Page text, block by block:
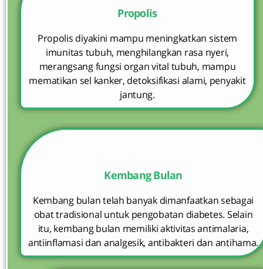
Propolis
Propolis diyakini mampu meningkatkan sistem
imunitas tubuh, menghilangkan rasa nyeri,
merangsang fungsi organ vital tubuh, mampu
mematikan sel kanker, detoksifikasi alami, penyakit
jantung.
Kembang Bulan
Kembang bulan telah banyak dimanfaatkan sebagai
obat tradisional untuk pengobatan diabetes. Selain
itu, kembang bulan memiliki aktivitas antimalaria,
antiinflamasi dan analgesik, antibakteri dan antihama.